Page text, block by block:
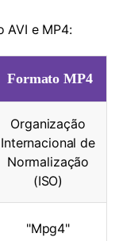
AVI e MP4:
Formato MP4
Organização
Internacional de
Normalização
(ISO)
"Mpg4"